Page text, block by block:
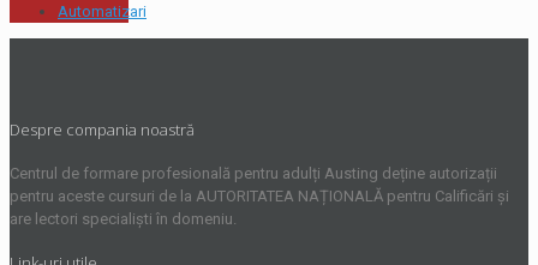
Automatizari
Despre compania noastră
Centrul de formare profesională pentru adulți Austing deține autorizații
pentru aceste cursuri de la AUTORITATEA NAȚIONALĂ pentru Calificări și
are lectori specialiști în domeniu.